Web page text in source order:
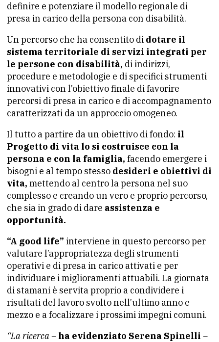
definire e potenziare il modello regionale di
presa in carico della persona con disabilità.
Un percorso che ha consentito di dotare il
sistema territoriale di servizi integrati per
le persone con disabilità, di indirizzi,
procedure e metodologie e di specifici strumenti
innovativi con l’obiettivo finale di favorire
percorsi di presa in carico e di accompagnamento
caratterizzati da un approccio omogeneo.
Il tutto a partire da un obiettivo di fondo: il
Progetto di vita lo si costruisce con la
persona e con la famiglia, facendo emergere i
bisogni e al tempo stesso desideri e obiettivi di
vita, mettendo al centro la persona nel suo
complesso e creando un vero e proprio percorso,
che sia in grado di dare assistenza e
opportunità.
“A good life” interviene in questo percorso per
valutare l’appropriatezza degli strumenti
operativi e di presa in carico attivati e per
individuare i miglioramenti attuabili. La giornata
di stamani è servita proprio a condividere i
risultati del lavoro svolto nell’ultimo anno e
mezzo e a focalizzare i prossimi impegni comuni.
“La ricerca – ha evidenziato Serena Spinelli –